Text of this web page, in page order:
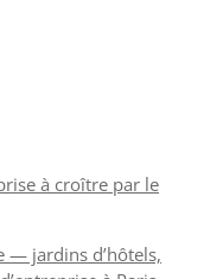
à croître par le
— jardins d’hôtels,